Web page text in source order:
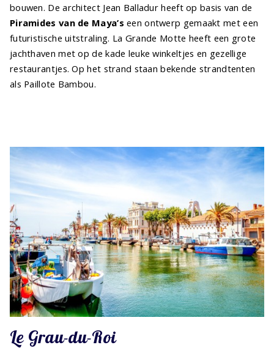
bouwen. De architect Jean Balladur heeft op basis van de
Piramides van de Maya’s een ontwerp gemaakt met een
futuristische uitstraling. La Grande Motte heeft een grote
jachthaven met op de kade leuke winkeltjes en gezellige
restaurantjes. Op het strand staan bekende strandtenten
als Paillote Bambou.
Le Grau-du-Roi